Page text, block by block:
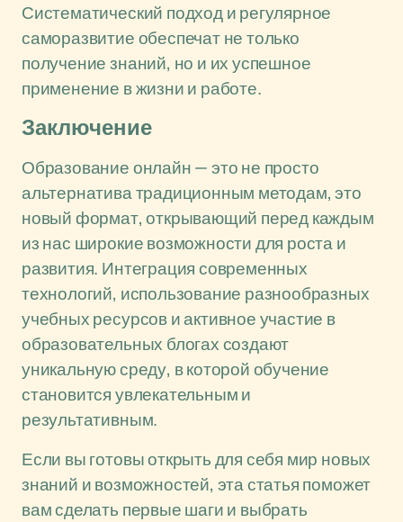
Систематический подход и регулярное
саморазвитие обеспечат не только
получение знаний, но и их успешное
применение в жизни и работе.
Заключение
Образование онлайн — это не просто
альтернатива традиционным методам, это
новый формат, открывающий перед каждым
из нас широкие возможности для роста и
развития. Интеграция современных
технологий, использование разнообразных
учебных ресурсов и активное участие в
образовательных блогах создают
уникальную среду, в которой обучение
становится увлекательным и
результативным.
Если вы готовы открыть для себя мир новых
знаний и возможностей, эта статья поможет
вам сделать первые шаги и выбрать